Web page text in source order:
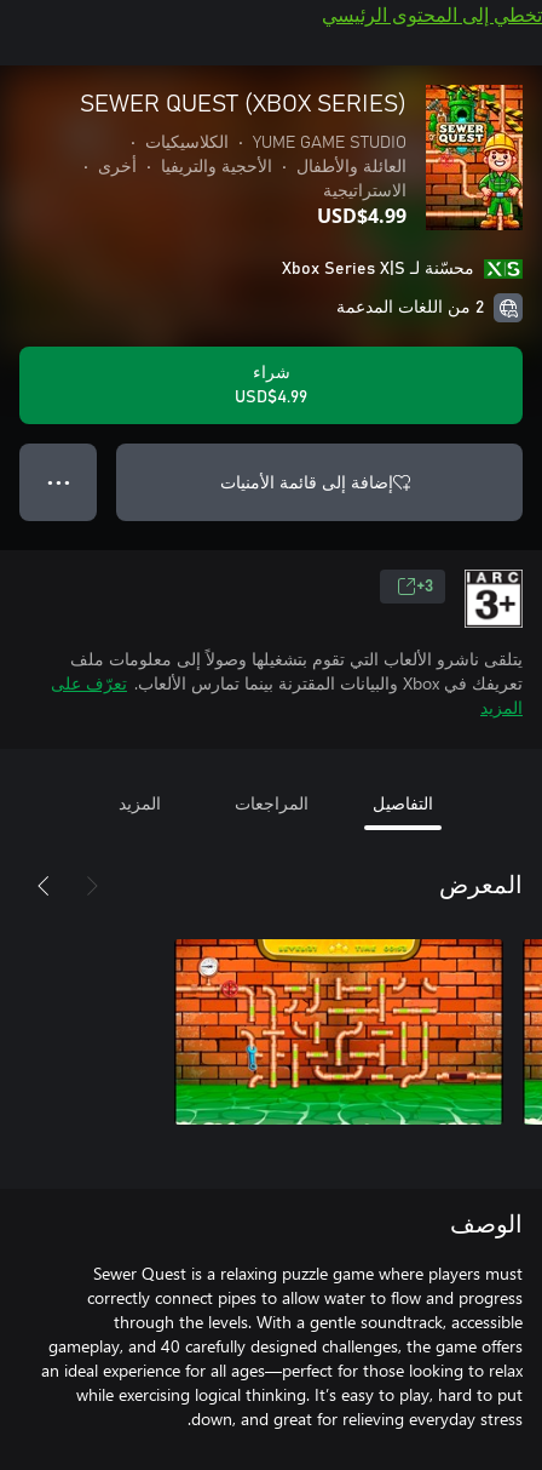
تخطي إلى المحتوى الرئيسي
SEWER QUEST (XBOX SERIES)
YUME GAME STUDIO
• الكلاسيكيات
•
العائلة والأطفال
• الأحجية والتريفيا • أخرى
•
الاستراتيجية
USD$4.99
محسّنة لـ Xbox Series X|S
2 من اللغات المدعمة
شراء
USD$4.99
إضافة إلى قائمة الأمنيات ● ● ●
3+
يتلقى ناشرو الألعاب التي تقوم بتشغيلها وصولاً إلى معلومات ملف
تعريفك في Xbox والبيانات المقترنة بينما تمارس الألعاب.
تعرّف على
المزيد
التفاصيل المراجعات المزيد
المعرض
الوصف
Sewer Quest is a relaxing puzzle game where players must
correctly connect pipes to allow water to flow and progress
through the levels. With a gentle soundtrack, accessible
gameplay, and 40 carefully designed challenges, the game offers
an ideal experience for all ages—perfect for those looking to relax
while exercising logical thinking. It’s easy to play, hard to put
down, and great for relieving everyday stress.